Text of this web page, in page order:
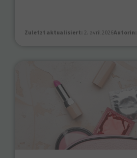
Zuletzt aktualisiert: 2. avril 2026Autorin: